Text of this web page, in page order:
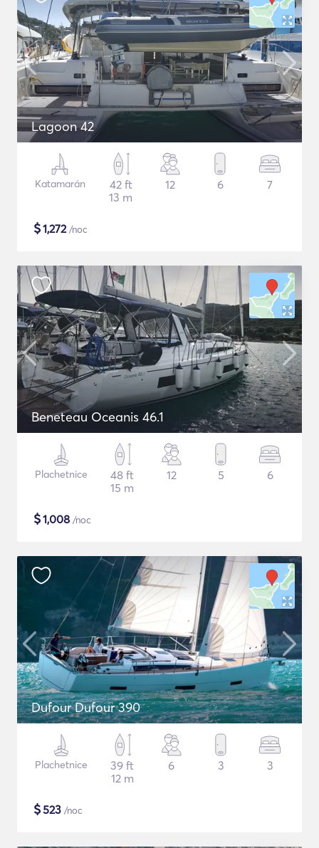
Lagoon 42
Katamarán
42 ft
13 m
12 6 7
$1,272/noc
Beneteau Oceanis 46.1
Plachetnice
48 ft
15 m
12 5 6
$1,008 /noc
Dufour Dufour 390
Plachetnice
39 ft
12 m
6 3 3
$523 /noc